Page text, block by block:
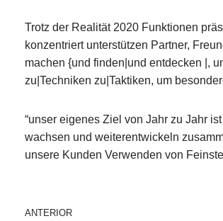
Trotz der Realität 2020 Funktionen
konzentriert unterstützen Partner,
machen {und finden|und entdecken |,
zu|Techniken zu|Taktiken, um
“unser eigenes Ziel von Jahr zu Jahr
wachsen und weiterentwickeln
unsere Kunden Verwenden von
ANTERIOR